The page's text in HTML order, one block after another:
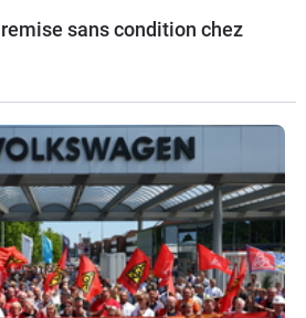
remise sans condition chez